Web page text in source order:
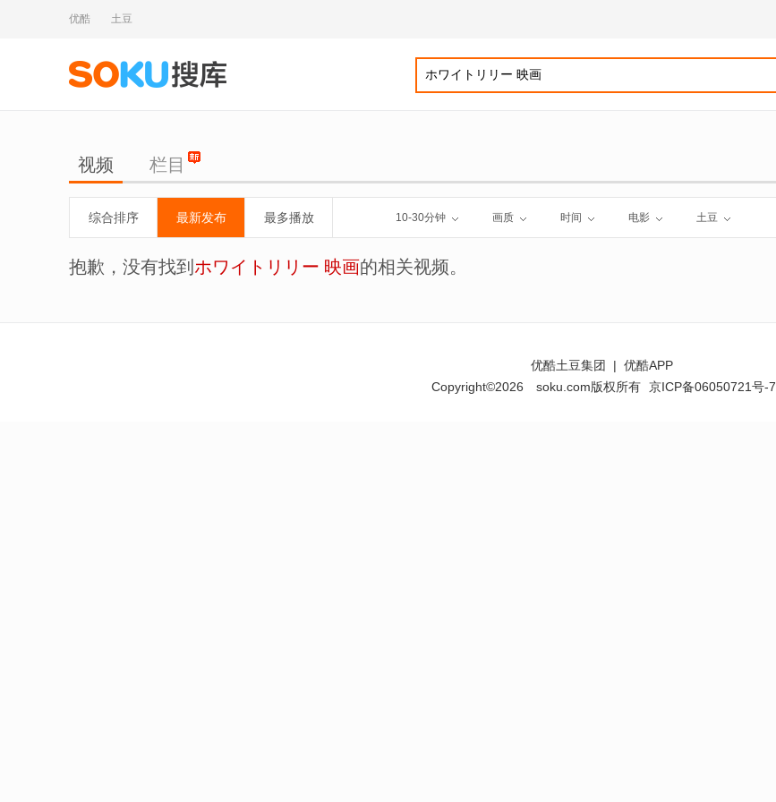
优酷 土豆
视频 栏目
综合排序 最新发布 最多播放 10-30分钟 画质 时间 电影 土豆
抱歉，没有找到 ホワイトリリー 映画的相关视频。
优酷土豆集团 | 优酷APP
Copyright©2026
soku.com版权所有 京ICP备06050721号-7